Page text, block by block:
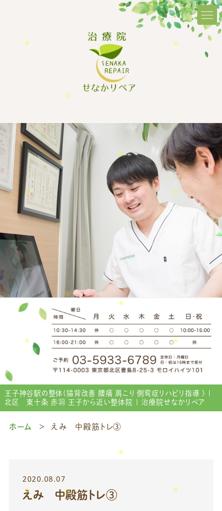
王子神谷駅の整体(猫背改善 腰痛 肩こり 側弯症リハビリ指導 ) |
北区 東十条 赤羽 王子から近い整体院 | 治療院せなかリペア
ホーム えみ 中殿筋トレ③
2020.08.07
えみ 中殿筋トレ③